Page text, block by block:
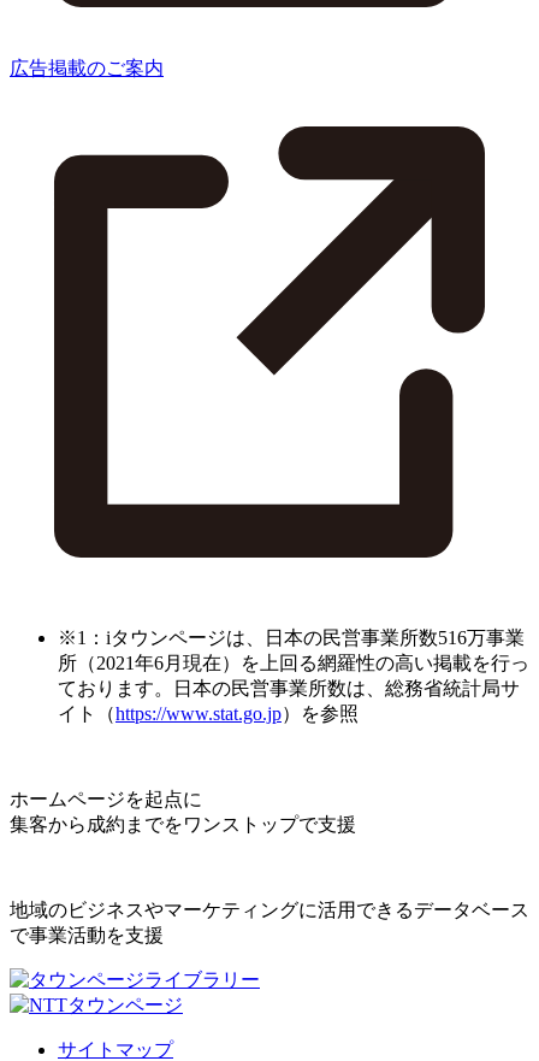
広告掲載のご案内
※1：iタウンページは、日本の民営事業所数516万事業
所（2021年6月現在）を上回る網羅性の高い掲載を行っ
ております。日本の民営事業所数は、総務省統計局サ
イト（https://www.stat.go.jp）を参照
ホームページを起点に
集客から成約までをワンストップで支援
地域のビジネスやマーケティングに活用できるデータベース
で事業活動を支援
サイトマップ